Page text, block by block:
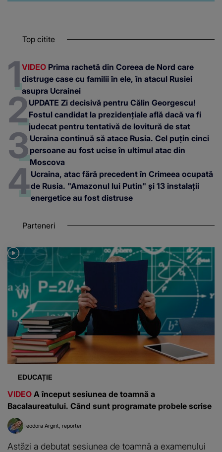
Top citite
VIDEO Prima rachetă din Coreea de Nord care
distruge case cu familii în ele, în atacul Rusiei
asupra Ucrainei
UPDATE Zi decisivă pentru Călin Georgescu!
Fostul candidat la prezidențiale află dacă va fi
judecat pentru tentativă de lovitură de stat
Ucraina continuă să atace Rusia. Cel puțin cinci
persoane au fost ucise în ultimul atac din
Moscova
Ucraina, atac fără precedent în Crimeea ocupată
de Rusia. "Amazonul lui Putin" și 13 instalații
energetice au fost distruse
Parteneri
EDUCAȚIE
VIDEO A început sesiunea de toamnă a
Bacalaureatului. Când sunt programate probele scrise
Teodora Argint reporter
Astăzi a debutat sesiunea de toamnă a examenului